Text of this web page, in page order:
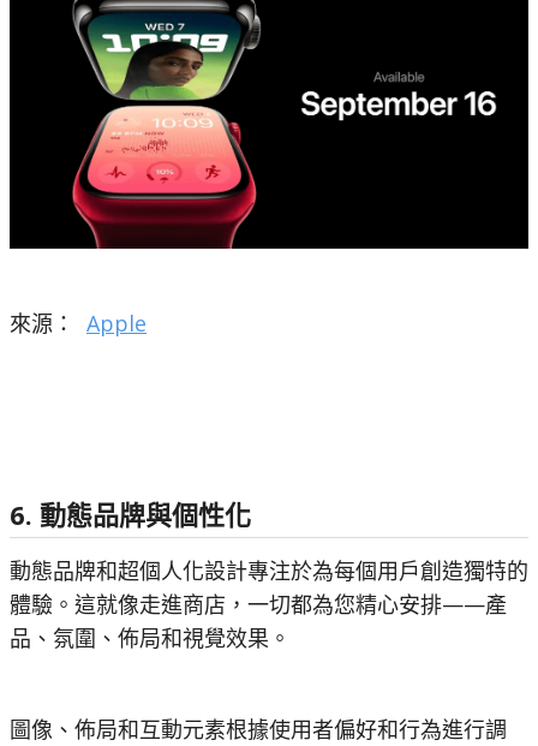
來源： Apple
6. 動態品牌與個性化
動態品牌和超個人化設計專注於為每個用戶創造獨特的
體驗。這就像走進商店，一切都為您精心安排——產
品、氛圍、佈局和視覺效果。
圖像、佈局和互動元素根據使用者偏好和行為進行調